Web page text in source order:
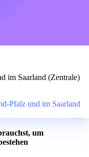
im Saarland (Zentrale)
Pfalz und im Saarland
um